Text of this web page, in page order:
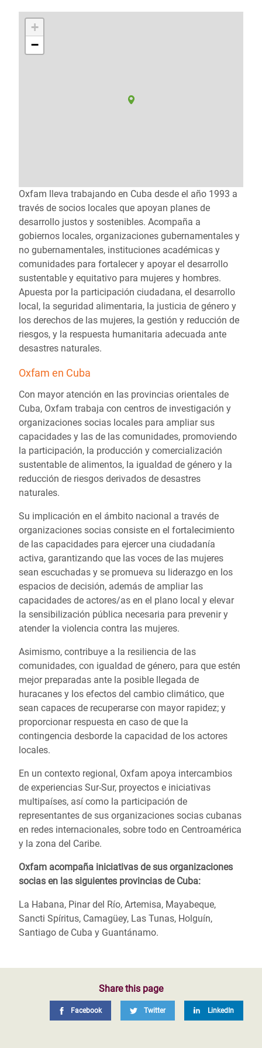
+
−
Oxfam lleva trabajando en Cuba desde el año 1993 a
través de socios locales que apoyan planes de
desarrollo justos y sostenibles. Acompaña a
gobiernos locales, organizaciones gubernamentales y
no gubernamentales, instituciones académicas y
comunidades para fortalecer y apoyar el desarrollo
sustentable y equitativo para mujeres y hombres.
Apuesta por la participación ciudadana, el desarrollo
local, la seguridad alimentaria, la justicia de género y
los derechos de las mujeres, la gestión y reducción de
riesgos, y la respuesta humanitaria adecuada ante
desastres naturales.
Oxfam en Cuba
Con mayor atención en las provincias orientales de
Cuba, Oxfam trabaja con centros de investigación y
organizaciones socias locales para ampliar sus
capacidades y las de las comunidades, promoviendo
la participación, la producción y comercialización
sustentable de alimentos, la igualdad de género y la
reducción de riesgos derivados de desastres
naturales.
Su implicación en el ámbito nacional a través de
organizaciones socias consiste en el fortalecimiento
de las capacidades para ejercer una ciudadanía
activa, garantizando que las voces de las mujeres
sean escuchadas y se promueva su liderazgo en los
espacios de decisión, además de ampliar las
capacidades de actores/as en el plano local y elevar
la sensibilización pública necesaria para prevenir y
atender la violencia contra las mujeres.
Asimismo, contribuye a la resiliencia de las
comunidades, con igualdad de género, para que estén
mejor preparadas ante la posible llegada de
huracanes y los efectos del cambio climático, que
sean capaces de recuperarse con mayor rapidez; y
proporcionar respuesta en caso de que la
contingencia desborde la capacidad de los actores
locales.
En un contexto regional, Oxfam apoya intercambios
de experiencias Sur-Sur, proyectos e iniciativas
multipaíses, así como la participación de
representantes de sus organizaciones socias cubanas
en redes internacionales, sobre todo en Centroamérica
y la zona del Caribe.
Oxfam acompaña iniciativas de sus organizaciones
socias en las siguientes provincias de Cuba:
La Habana, Pinar del Río, Artemisa, Mayabeque,
Sancti Spíritus, Camagüey, Las Tunas, Holguín,
Santiago de Cuba y Guantánamo.
Share this page
Facebook Twitter LinkedIn